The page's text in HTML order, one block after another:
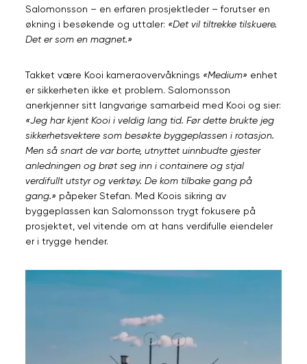
Salomonsson – en erfaren prosjektleder – forutser en
økning i besøkende og uttaler: «Det vil tiltrekke tilskuere.
Det er som en magnet.»
Takket være Kooi kameraovervåknings «Medium» enhet
er sikkerheten ikke et problem. Salomonsson
anerkjenner sitt langvarige samarbeid med Kooi og sier:
«Jeg har kjent Kooi i veldig lang tid. Før dette brukte jeg
sikkerhetsvektere som besøkte byggeplassen i rotasjon.
Men så snart de var borte, utnyttet uinnbudte gjester
anledningen og brøt seg inn i containere og stjal
verdifullt utstyr og verktøy. De kom tilbake gang på
gang.» påpeker Stefan. Med Koois sikring av
byggeplassen kan Salomonsson trygt fokusere på
prosjektet, vel vitende om at hans verdifulle eiendeler
er i trygge hender.